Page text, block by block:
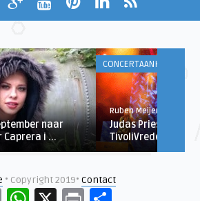
naar
i ...
Ruben Meijer
Judas Priest in
TivoliVredenburg
• Copyright 2019• Contact
Copy
WhatsApp Print